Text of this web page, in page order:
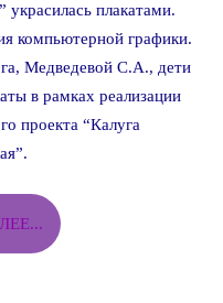
творческий
проект
“Калуга
плакатами.
компьютерной графики.
Медведевой С.А., дети
в рамках реализации
проекта “Калуга
ЧИТАТЬ
ДАЛЕЕ...